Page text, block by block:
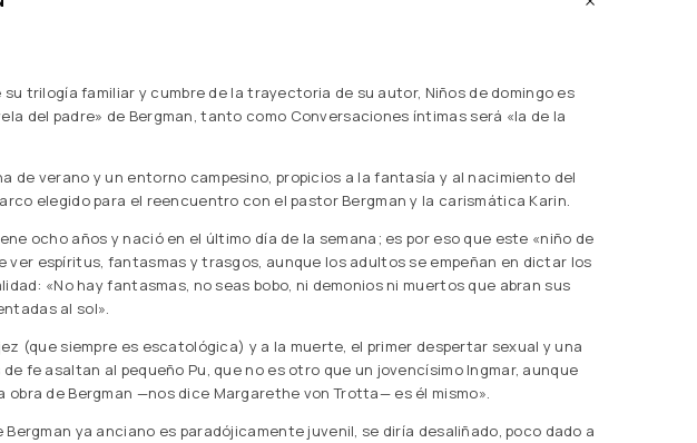
su trilogía familiar y cumbre de la trayectoria de su autor, Niños de domingo es
del padre» de Bergman, tanto como Conversaciones íntimas será «la de la
de verano y un entorno campesino, propicios a la fantasía y al nacimiento del
elegido para el reencuentro con el pastor Bergman y la carismática Karin.
ocho años y nació en el último día de la semana; es por eso que este «niño de
ver espíritus, fantasmas y trasgos, aunque los adultos se empeñan en dictar los
«No hay fantasmas, no seas bobo, ni demonios ni muertos que abran sus
al sol».
(que siempre es escatológica) y a la muerte, el primer despertar sexual y una
fe asaltan al pequeño Pu, que no es otro que un jovencísimo Ingmar, aunque
obra de Bergman —nos dice Margarethe von Trotta— es él mismo».
Bergman ya anciano es paradójicamente juvenil, se diría desaliñado, poco dado a